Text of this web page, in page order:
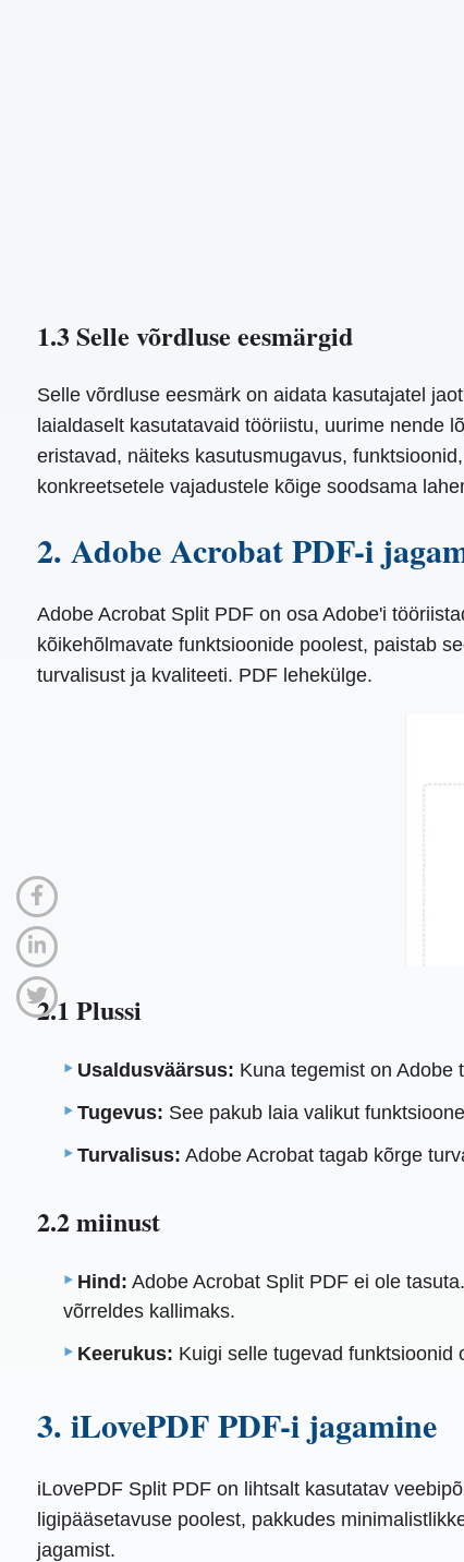
1.3 Selle võrdluse eesmärgid
Selle võrdluse eesmärk on aidata kasutajatel
laialdaselt kasutatavaid tööriistu, uurime nende
eristavad, näiteks kasutusmugavus,
konkreetsetele vajadustele kõige soodsama
2. Adobe Acrobat PDF-i
Adobe Acrobat Split PDF on osa Adobe'i
kõikehõlmavate funktsioonide poolest, paistab
turvalisust ja kvaliteeti. PDF lehekülge.
2.1 Plussi
Usaldusväärsus: Kuna tegemist on Adobe
Tugevus: See pakub laia valikut
Turvalisus: Adobe Acrobat tagab kõrge
2.2 miinust
Hind: Adobe Acrobat Split PDF ei ole
võrreldes kallimaks.
Keerukus: Kuigi selle tugevad funktsioonid
3. iLovePDF PDF-i jagamine
iLovePDF Split PDF on lihtsalt kasutatav
ligipääsetavuse poolest, pakkudes
jagamist.